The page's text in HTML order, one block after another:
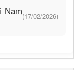
Nam(17/02/2026)